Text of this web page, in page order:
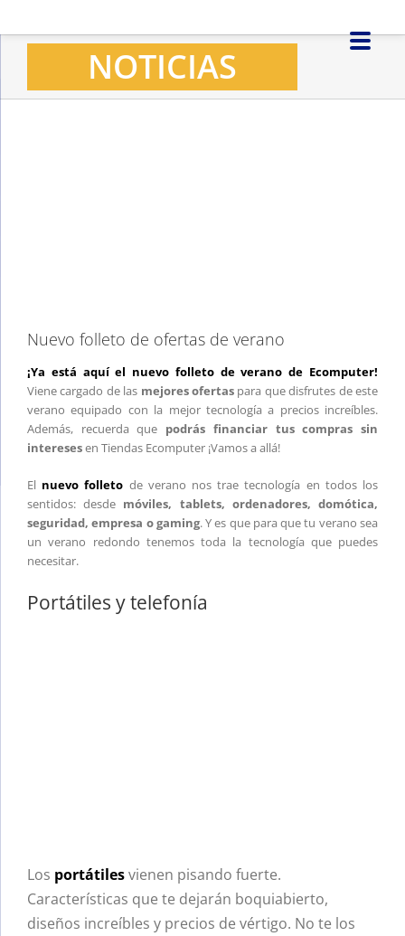
al
NOTICIAS
Nuevo folleto de ofertas de verano
¡Ya está aquí el nuevo folleto de verano de Ecomputer!
Viene cargado de las mejores ofertas para que disfrutes de este
verano equipado con la mejor tecnología a precios increíbles.
Además, recuerda que podrás financiar tus compras sin
interesesen Tiendas Ecomputer ¡Vamos a allá!
El nuevo folleto de verano nos trae tecnología en todos los
sentidos: desde móviles, tablets, ordenadores, domótica,
seguridad, empresa o gaming. Y es que para que tu verano sea
un verano redondo tenemos toda la tecnología que puedes
necesitar.
Portátiles y telefonía
Los portátilesvienen pisando fuerte.
Características que te dejarán boquiabierto,
diseños increíbles y precios de vértigo. No te los